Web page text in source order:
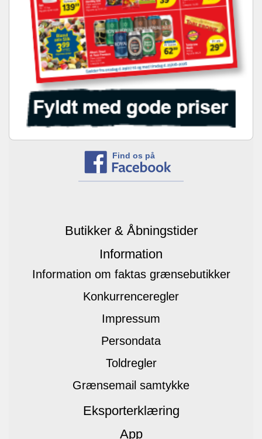
Find os på
Butikker & Åbningstider
Information
Information om faktas grænsebutikker
Konkurrenceregler
Impressum
Persondata
Toldregler
Grænsemail samtykke
Eksporterklæring
App